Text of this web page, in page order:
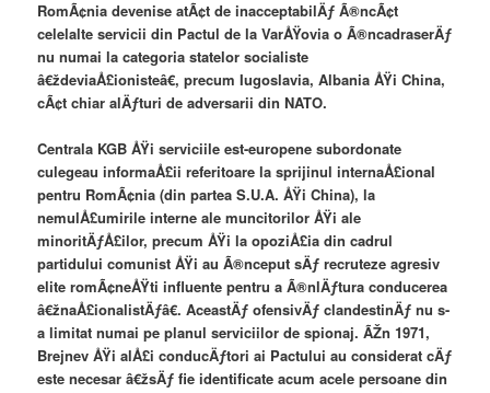
RomÃ¢nia devenise atÃ¢t de inacceptabilÄƒ Ã®ncÃ¢t
celelalte servicii din Pactul de la VarÅŸovia o Ã®ncadraserÄƒ
nu numai la categoria statelor socialiste
â€ždeviaÅ£ionisteâ€, precum Iugoslavia, Albania ÅŸi China,
cÃ¢t chiar alÄƒturi de adversarii din NATO.
Centrala KGB ÅŸi serviciile est-europene subordonate
culegeau informaÅ£ii referitoare la sprijinul internaÅ£ional
pentru RomÃ¢nia (din partea S.U.A. ÅŸi China), la
nemulÅ£umirile interne ale muncitorilor ÅŸi ale
minoritÄƒÅ£ilor, precum ÅŸi la opoziÅ£ia din cadrul
partidului comunist ÅŸi au Ã®nceput sÄƒ recruteze agresiv
elite romÃ¢neÅŸti influente pentru a Ã®nlÄƒtura conducerea
â€žnaÅ£ionalistÄƒâ€. AceastÄƒ ofensivÄƒ clandestinÄƒ nu s-
a limitat numai pe planul serviciilor de spionaj. ÃŽn 1971,
Brejnev ÅŸi alÅ£i conducÄƒtori ai Pactului au considerat cÄƒ
este necesar â€žsÄƒ fie identificate acum acele persoane din